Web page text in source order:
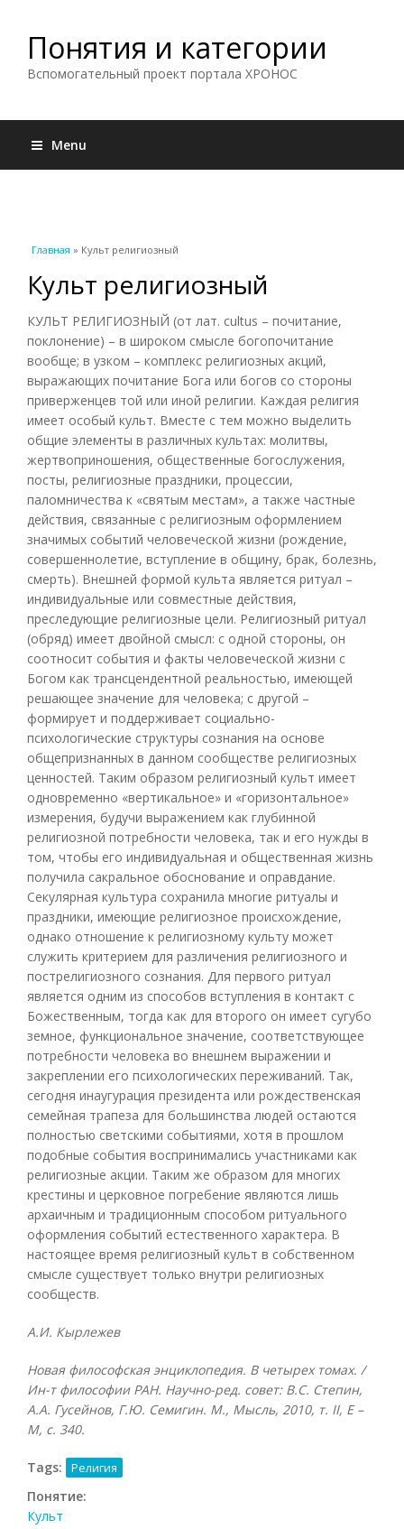
Понятия и категории
Вспомогательный проект портала ХРОНОС
Menu
Вы здесь
Главная » Культ религиозный
Культ религиозный
КУЛЬТ РЕЛИГИОЗНЫЙ (от лат. cultus – почитание,
поклонение) – в широком смысле богопочитание
вообще; в узком – комплекс религиозных акций,
выражающих почитание Бога или богов со стороны
приверженцев той или иной религии. Каждая религия
имеет особый культ. Вместе с тем можно выделить
общие элементы в различных культах: молитвы,
жертвоприношения, общественные богослужения,
посты, религиозные праздники, процессии,
паломничества к «святым местам», а также частные
действия, связанные с религиозным оформлением
значимых событий человеческой жизни (рождение,
совершеннолетие, вступление в общину, брак, болезнь,
смерть). Внешней формой культа является ритуал –
индивидуальные или совместные действия,
преследующие религиозные цели. Религиозный ритуал
(обряд) имеет двойной смысл: с одной стороны, он
соотносит события и факты человеческой жизни с
Богом как трансцендентной реальностью, имеющей
решающее значение для человека; с другой –
формирует и поддерживает социально-
психологические структуры сознания на основе
общепризнанных в данном сообществе религиозных
ценностей. Таким образом религиозный культ имеет
одновременно «вертикальное» и «горизонтальное»
измерения, будучи выражением как глубинной
религиозной потребности человека, так и его нужды в
том, чтобы его индивидуальная и общественная жизнь
получила сакральное обоснование и оправдание.
Секулярная культура сохранила многие ритуалы и
праздники, имеющие религиозное происхождение,
однако отношение к религиозному культу может
служить критерием для различения религиозного и
пострелигиозного сознания. Для первого ритуал
является одним из способов вступления в контакт с
Божественным, тогда как для второго он имеет сугубо
земное, функциональное значение, соответствующее
потребности человека во внешнем выражении и
закреплении его психологических переживаний. Так,
сегодня инаугурация президента или рождественская
семейная трапеза для большинства людей остаются
полностью светскими событиями, хотя в прошлом
подобные события воспринимались участниками как
религиозные акции. Таким же образом для многих
крестины и церковное погребение являются лишь
архаичным и традиционным способом ритуального
оформления событий естественного характера. В
настоящее время религиозный культ в собственном
смысле существует только внутри религиозных
сообществ.
А.И. Кырлежев
Новая философская энциклопедия. В четырех томах. /
Ин-т философии РАН. Научно-ред. совет: В.С. Степин,
А.А. Гусейнов, Г.Ю. Семигин. М., Мысль, 2010, т. II, Е –
М, с. 340.
Tags: Религия
Понятие:
Культ